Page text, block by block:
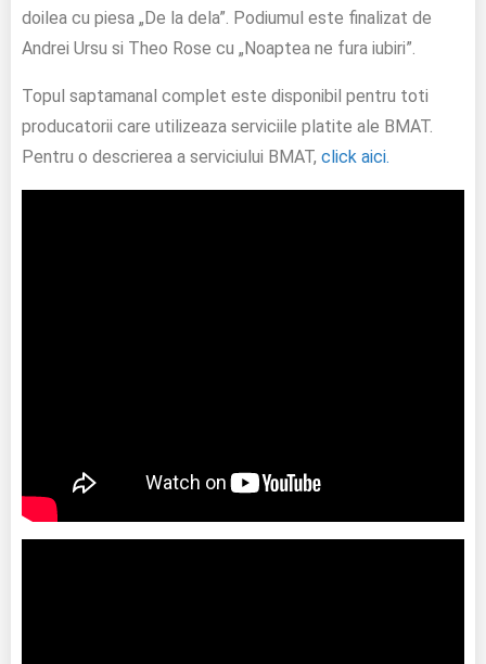
doilea cu piesa „De la dela”. Podiumul este finalizat de
Andrei Ursu si Theo Rose cu „Noaptea ne fura iubiri”.
Topul saptamanal complet este disponibil pentru toti
producatorii care utilizeaza serviciile platite ale BMAT.
Pentru o descrierea a serviciului BMAT, click aici.